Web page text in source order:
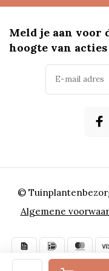
Meld je aan voor
hoogte van
Algemene
©